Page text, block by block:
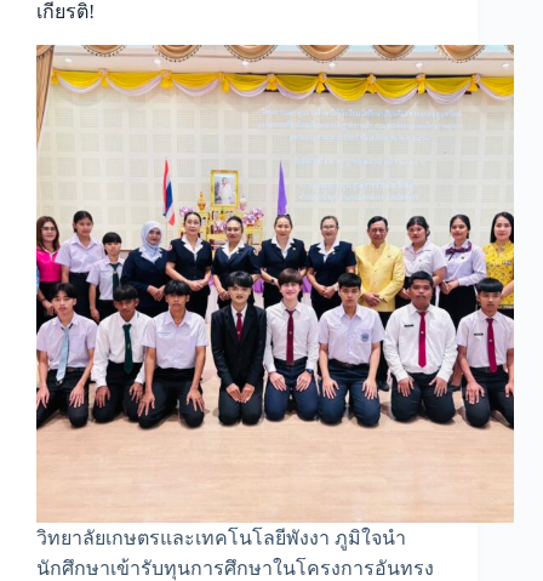
เกียรติ!
วิทยาลัยเกษตรและเทคโนโลยีพังงา ภูมิใจนำ
นักศึกษาเข้ารับทุนการศึกษาในโครงการอันทรง